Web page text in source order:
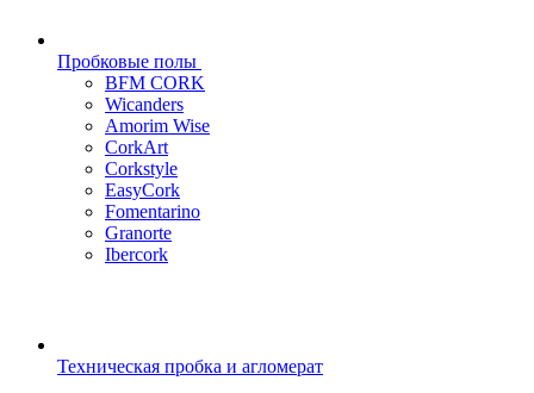
Пробковые полы
BFM CORK
Wicanders
Amorim Wise
CorkArt
Corkstyle
EasyCork
Fomentarino
Granorte
Ibercork
Техническая пробка и агломерат